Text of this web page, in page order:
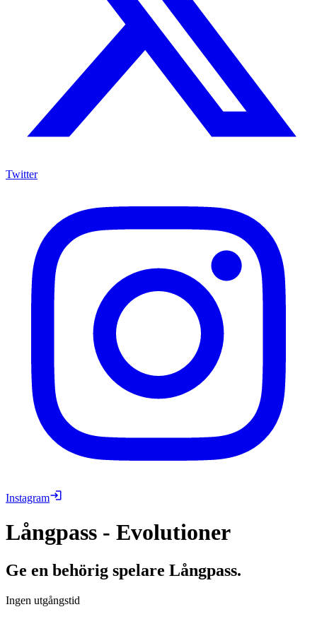
Twitter
Instagram
Långpass - Evolutioner
Ge en behörig spelare Långpass.
Ingen utgångstid